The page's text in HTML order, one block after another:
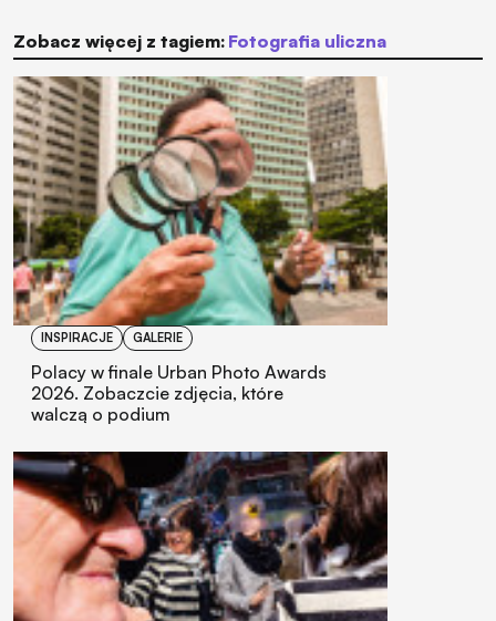
Zobacz więcej z tagiem: fotografia uliczna
INSPIRACJE GALERIE
Polacy w finale Urban Photo Awards
2026. Zobaczcie zdjęcia, które
walczą o podium